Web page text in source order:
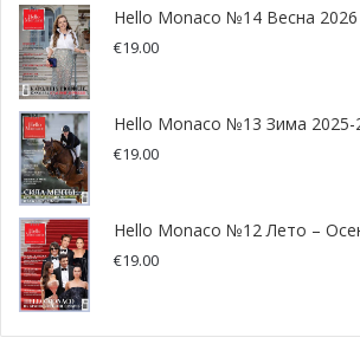
Представители
династии Монако на
церемонии вручения
дипломов Красного
Монако
На прошлой неделе добровольцы
Hello Monaco №14 Весна 2026
€19.00
Hello Monaco №13 Зима 2025-
€19.00
Hello Monaco №12 Лето –
€19.00